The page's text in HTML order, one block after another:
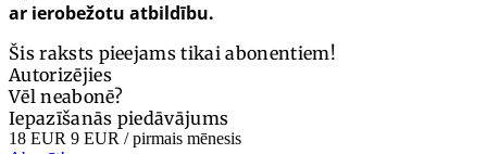
ar ierobežotu atbildību.
Šis raksts pieejams tikai abonentiem!
Autorizējies
Vēl neabonē?
Iepazīšanās piedāvājums
18 EUR 9 EUR / pirmais mēnesis